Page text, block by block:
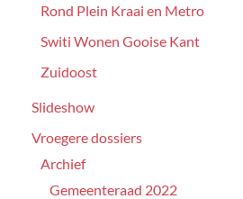
Rond Plein Kraai en Metro
Switi Wonen Gooise Kant
Zuidoost
Slideshow
Vroegere dossiers
Archief
Gemeenteraad 2022